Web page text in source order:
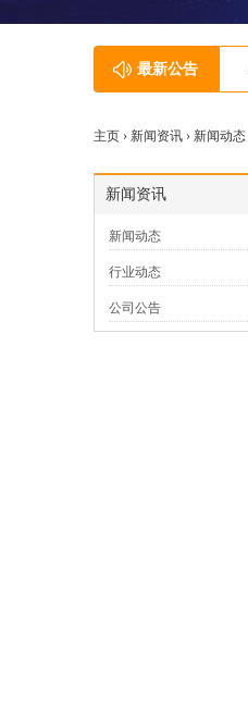
最新公告
主页 › 新闻资讯 › 新闻动态
新闻资讯
新闻动态
行业动态
公司公告